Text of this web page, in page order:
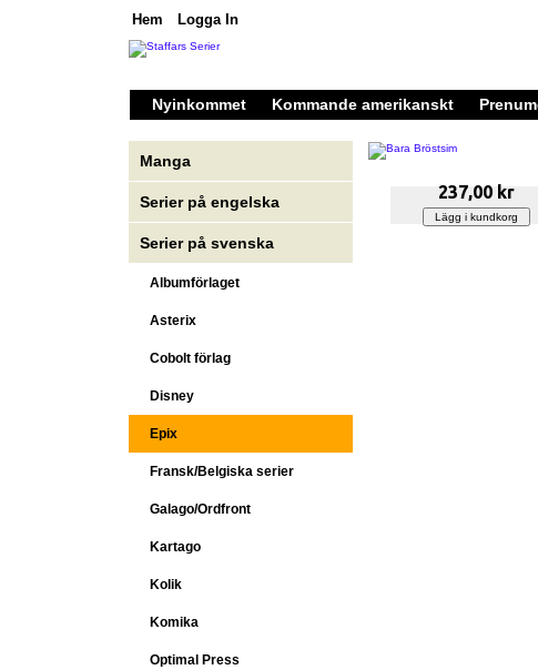
Hem Logga In
Nyinkommet Kommande amerikanskt
Manga
Serier på engelska
Serier på svenska
Albumförlaget
Asterix
Cobolt förlag
Disney
Epix
Fransk/Belgiska serier
Galago/Ordfront
Kartago
Kolik
Komika
Optimal Press
237,00 kr